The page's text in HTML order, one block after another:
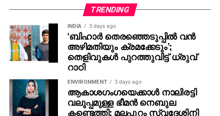
വെബ് ബ്രൗസര്‍ വഴി ലോഗിന്‍ ചെയ്യുന്ന
ഉപയോക്താക്കള്‍ ആറ് മണിക്കൂറിന് ഒരിക്കല്‍ ലോഗ്
ഔട്ട് ചെയ്യേണ്ടതുണ്ടെന്ന് പുതിയ മാര്‍ഗനിര്‍ദ്ദേശം
പറയുന്നു. ലോഗ് ഔട്ട് ചെയ്യാത്ത പക്ഷം സിസ്റ്റം
സ്വമേധയാ ഉപയോക്താവിനെ ലോഗ് ഔട്ട് ചെയ്യും.
ഇപ്പോള്‍ വാട്‌സാപ്പ് പോലുള്ള ആപ്പുകളില്‍ ലോഗിന്‍
സമയത്ത് മാത്രമാണ് സിം കാര്‍ഡ് ആവശ്യം. പിന്നീട്
സിം നീക്കം ചെയ്താലും സേവനം തുടരും. ഉപേക്ഷിച്ച
സിം ഉപയോക്തൃ അക്കൗണ്ടുകള്‍ സുരക്ഷാ ഭീഷണി
TRENDING
INDIA 3 days ago
‘ബിഹാർ തെരഞ്ഞെടുപ്പിൽ വൻ
അഴിമതിയും ക്രമക്കേടും’;
തെളിവുകൾ പുറത്തുവിട്ട് ധ്രുവ്
റാഠി
ENVIRONMENT 3 days ago
ആകാശഗംഗയെക്കാള്‍ നാലിരട്ടി
വലുപ്പമുള്ള ഭീമന്‍ നെബുല
കണ്ടെത്തി; മലപ്പുറം സ്വദേശിനി